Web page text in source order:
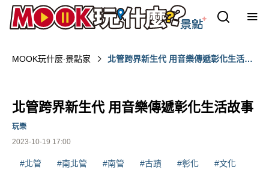
MOOK玩什麼‧景點家
北管跨界新生代 用音樂傳遞彰化生活故
北管跨界新生代 用音樂傳遞彰化生活故事
2023-10-19 17:00
玩樂
#北管 #南北管 #南管 #古蹟 #彰化 #文化